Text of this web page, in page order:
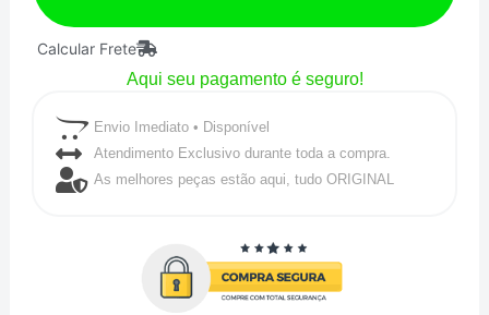
Ar
Médio
Saídas
Superiores
Calcular Frete
Aqui seu pagamento é seguro!
Envio Imediato • Disponível
Atendimento Exclusivo durante toda a compra.
As melhores peças estão aqui, tudo ORIGINAL